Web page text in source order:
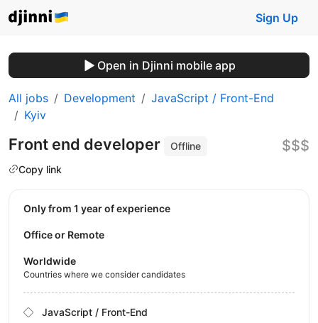
Sign Up
Open in Djinni mobile app
All jobs Development
JavaScript / Front-End
Kyiv
Front end developer
Offline
Copy link
$$$
Only from 1 year of experience
Office or Remote
Worldwide
Countries where we consider candidates
JavaScript / Front-End